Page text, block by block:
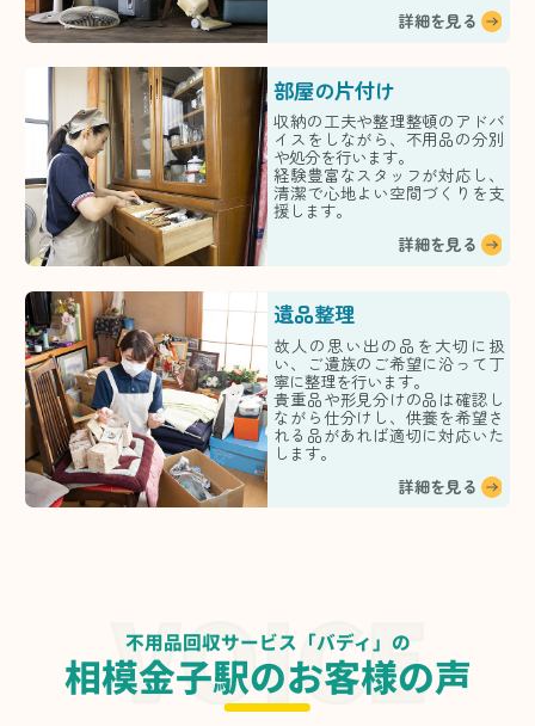
詳細を見る
部屋の片付け
収納の工夫や整理整頓のアドバ
イスをしながら、不用品の分別
や処分を行います。
経験豊富なスタッフが対応し、
清潔で心地よい空間づくりを支
援します。
詳細を見る
遺品整理
故人の思い出の品を大切に扱
い、ご遺族のご希望に沿って丁
寧に整理を行います。
貴重品や形見分けの品は確認し
ながら仕分けし、供養を希望さ
れる品があれば適切に対応いた
します。
詳細を見る
不用品回収サービス「バディ」の
相模金子駅のお客様の声